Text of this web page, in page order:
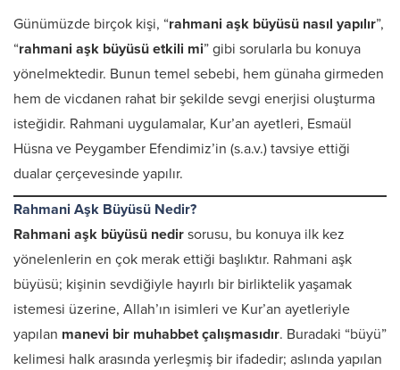
Günümüzde birçok kişi, “rahmani aşk büyüsü nasıl yapılır”,
“rahmani aşk büyüsü etkili mi” gibi sorularla bu konuya
yönelmektedir. Bunun temel sebebi, hem günaha girmeden
hem de vicdanen rahat bir şekilde sevgi enerjisi oluşturma
isteğidir. Rahmani uygulamalar, Kur’an ayetleri, Esmaül
Hüsna ve Peygamber Efendimiz’in (s.a.v.) tavsiye ettiği
dualar çerçevesinde yapılır.
Rahmani Aşk Büyüsü Nedir?
Rahmani aşk büyüsü nedir sorusu, bu konuya ilk kez
yönelenlerin en çok merak ettiği başlıktır. Rahmani aşk
büyüsü; kişinin sevdiğiyle hayırlı bir birliktelik yaşamak
istemesi üzerine, Allah’ın isimleri ve Kur’an ayetleriyle
yapılan manevi bir muhabbet çalışmasıdır. Buradaki “büyü”
kelimesi halk arasında yerleşmiş bir ifadedir; aslında yapılan